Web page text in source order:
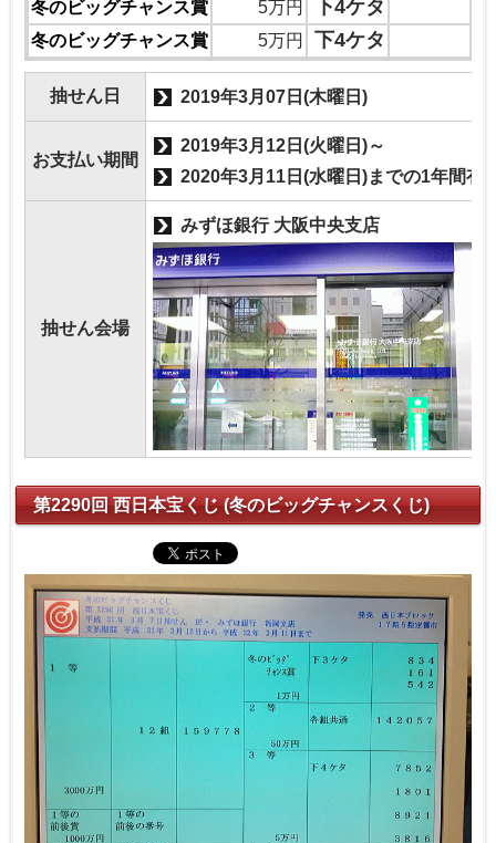
冬のビッグチャンス賞 5万円 下4ケタ
冬のビッグチャンス賞 5万円 下4ケタ
抽せん日 2019年3月07日(木曜日)
お支払い期間
2019年3月12日(火曜日)～
2020年3月11日(水曜日)までの1年間有
抽せん会場
みずほ銀行 大阪中央支店
第2290回 西日本宝くじ (冬のビッグチャンスくじ)